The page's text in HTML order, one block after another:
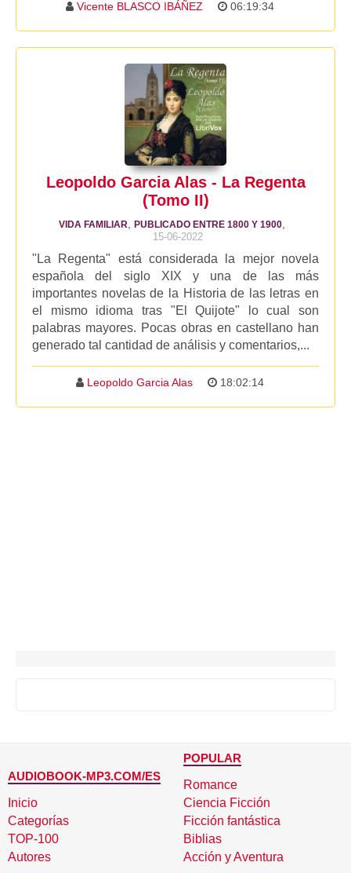
Vicente BLASCO IBÁÑEZ 06:19:34
Leopoldo Garcia Alas - La Regenta
(Tomo II)
VIDA FAMILIAR PUBLICADO ENTRE 1800 Y 1900,
15-06-2022
"La Regenta" está considerada la mejor novela
española del siglo XIX y una de las más
importantes novelas de la Historia de las letras en
el mismo idioma tras "El Quijote" lo cual son
palabras mayores. Pocas obras en castellano han
generado tal cantidad de análisis y comentarios,...
Leopoldo Garcia Alas 18:02:14
AUDIOBOOK-MP3.COM/ES
Inicio
Categorías
TOP-100
Autores
POPULAR
Romance
Ciencia Ficción
Ficción fantástica
Biblias
Acción y Aventura